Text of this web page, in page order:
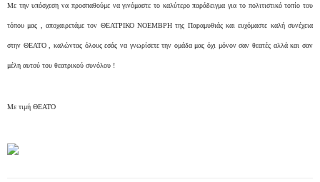
Με την υπόσχεση να προσπαθούμε να γινόμαστε το καλύτερο παράδειγμα για το πολιτιστικό τοπίο του
τόπου μας , αποχαιρετάμε τον ΘΕΑΤΡΙΚΟ ΝΟΕΜΒΡΗ της Παραμυθιάς και ευχόμαστε καλή συνέχεια
στην ΘΕΑΤΟ , καλώντας όλους εσάς να γνωρίσετε την ομάδα μας όχι μόνον σαν θεατές αλλά και σαν
μέλη αυτού του θεατρικού συνόλου !
Με τιμή ΘΕΑΤΟ